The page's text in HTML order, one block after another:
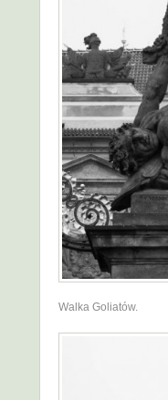
Walka Goliatów.